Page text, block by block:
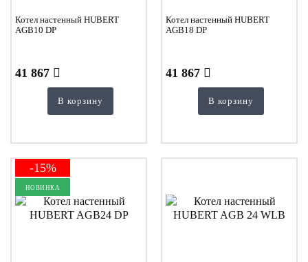
Котел настенный HUBERT
AGB10 DP
41 867
В корзину
Котел настенный HUBERT
AGB18 DP
41 867
В корзину
-15%
НОВИНКА